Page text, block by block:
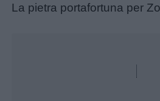
La pietra portafortuna per